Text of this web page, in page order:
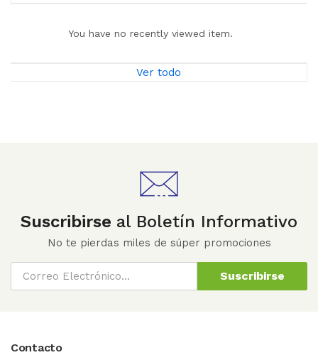
You have no recently viewed item.
Ver todo
Suscribirse al Boletín Informativo
No te pierdas miles de súper promociones
Suscribirse
Contacto